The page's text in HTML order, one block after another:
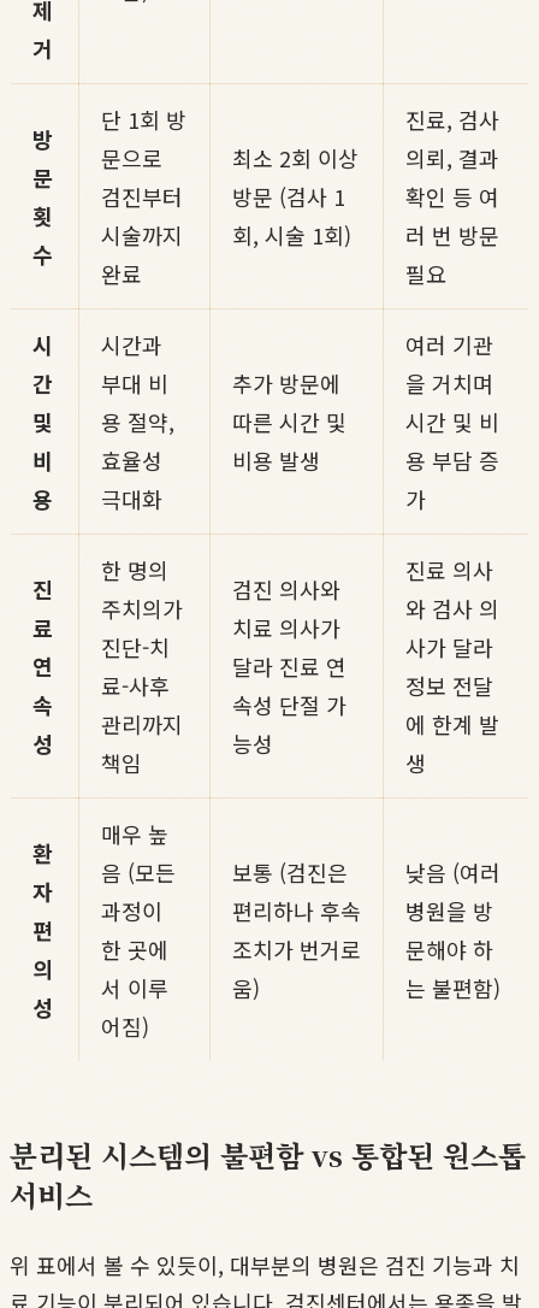
제
거
방
문
횟
수
단 1회 방
문으로
검진부터
시술까지
완료
최소 2회 이상
방문 (검사 1
회, 시술 1회)
진료, 검사
의뢰, 결과
확인 등 여
러 번 방문
필요
시
간
및
비
용
시간과
부대 비
용 절약,
효율성
극대화
추가 방문에
따른 시간 및
비용 발생
여러 기관
을 거치며
시간 및 비
용 부담 증
가
진
료
연
속
성
한 명의
주치의가
진단-치
료-사후
관리까지
책임
검진 의사와
치료 의사가
달라 진료 연
속성 단절 가
능성
진료 의사
와 검사 의
사가 달라
정보 전달
에 한계 발
생
환
자
편
의
성
매우 높
음 (모든
과정이
한 곳에
서 이루
어짐)
보통 (검진은
편리하나 후속
조치가 번거로
움)
낮음 (여러
병원을 방
문해야 하
는 불편함)
분리된 시스템의 불편함 vs 통합된 원스톱
서비스
위 표에서 볼 수 있듯이, 대부분의 병원은 검진 기능과 치